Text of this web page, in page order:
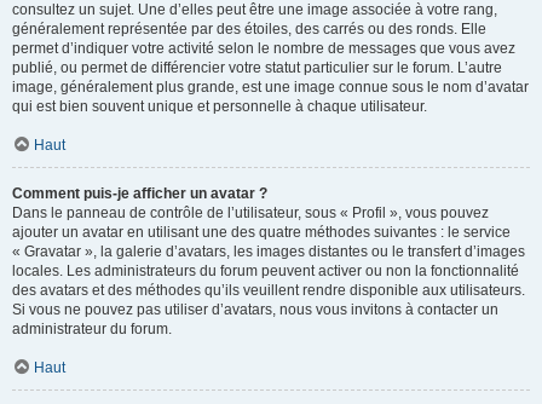
consultez un sujet. Une d’elles peut être une image associée à votre rang,
généralement représentée par des étoiles, des carrés ou des ronds. Elle
permet d’indiquer votre activité selon le nombre de messages que vous avez
publié, ou permet de différencier votre statut particulier sur le forum. L’autre
image, généralement plus grande, est une image connue sous le nom d’avatar
qui est bien souvent unique et personnelle à chaque utilisateur.
Haut
Comment puis-je afficher un avatar ?
Dans le panneau de contrôle de l’utilisateur, sous « Profil », vous pouvez
ajouter un avatar en utilisant une des quatre méthodes suivantes : le service
« Gravatar », la galerie d’avatars, les images distantes ou le transfert d’images
locales. Les administrateurs du forum peuvent activer ou non la fonctionnalité
des avatars et des méthodes qu’ils veuillent rendre disponible aux utilisateurs.
Si vous ne pouvez pas utiliser d’avatars, nous vous invitons à contacter un
administrateur du forum.
Haut